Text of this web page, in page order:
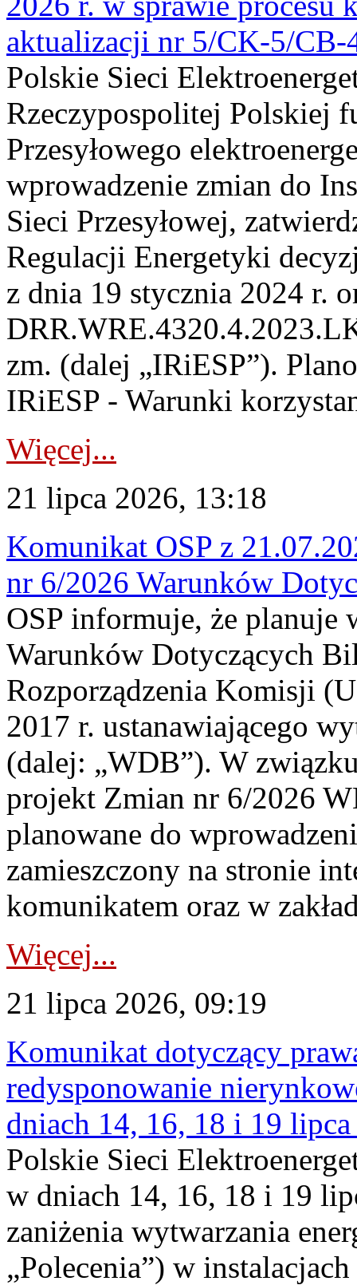
aktualizacji nr 5/CK-5/CB-
Polskie Sieci
Rzeczypospolitej Polskiej
Przesyłowego
wprowadzenie zmian do
Sieci Przesyłowej,
Regulacji Energetyki
z dnia 19 stycznia 2024 r.
zm. (dalej „IRiESP”).
IRiESP - Warunki
Więcej...
21 lipca 2026, 13:18
Komunikat OSP z
nr 6/2026 Warunków
OSP informuje, że planuje
Warunków Dotyczących
Rozporządzenia Komisji
2017 r. ustanawiającego
(dalej: „WDB”). W
projekt Zmian nr 6/2026
planowane do
zamieszczony na stronie
komunikatem oraz w
Więcej...
21 lipca 2026, 09:19
Komunikat dotyczący
redysponowanie
dniach 14, 16, 18 i 19
Polskie Sieci
w dniach 14, 16, 18 i 19
zaniżenia wytwarzania
„Polecenia”) w